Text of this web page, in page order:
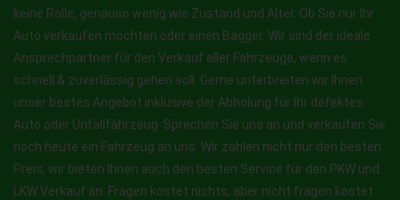
keine Rolle, genauso wenig wie Zustand und Alter. Ob Sie nur Ihr
Auto verkaufen möchten oder einen Bagger. Wir sind der ideale
Ansprechpartner für den Verkauf aller Fahrzeuge, wenn es
schnell & zuverlässig gehen soll. Gerne unterbreiten wir Ihnen
unser bestes Angebot inklusive der Abholung für Ihr defektes
Auto oder Unfallfahrzeug. Sprechen Sie uns an und verkaufen Sie
noch heute ein Fahrzeug an uns. Wir zahlen nicht nur den besten
Preis, wir bieten Ihnen auch den besten Service für den PKW und
LKW Verkauf an. Fragen kostet nichts, aber nicht fragen kostet